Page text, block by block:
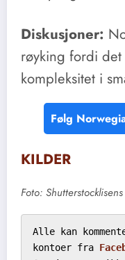
Diskusjoner:
røyking fordi
kompleksitet i
Følg
KILDER
Foto: Shutterstocklisens
Alle kan
kontoer fra